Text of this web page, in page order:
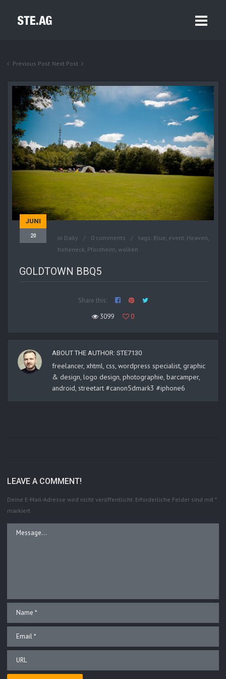
Previous Post Next Post
JUNI
20 in Daily 0 comments tags: Blue, event, Heaven,
hoheneck, Pforzheim, wolken
GOLDTOWN BBQ5
Share this:
3099
0
ABOUT THE AUTHOR: STE7130
freelancer, xhtml, css, wordpress specialist, graphic
& design, logo design, photographie, barcamper,
android, streetart #canon5dmark3 #iphone6
LEAVE A COMMENT!
Deine E-Mail-Adresse wird nicht veröffentlicht. Erforderliche Felder sind mit *
markiert